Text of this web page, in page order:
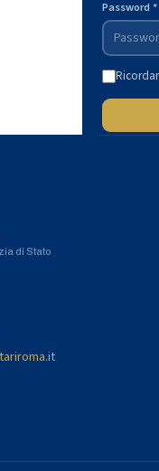
Password *
di Stato